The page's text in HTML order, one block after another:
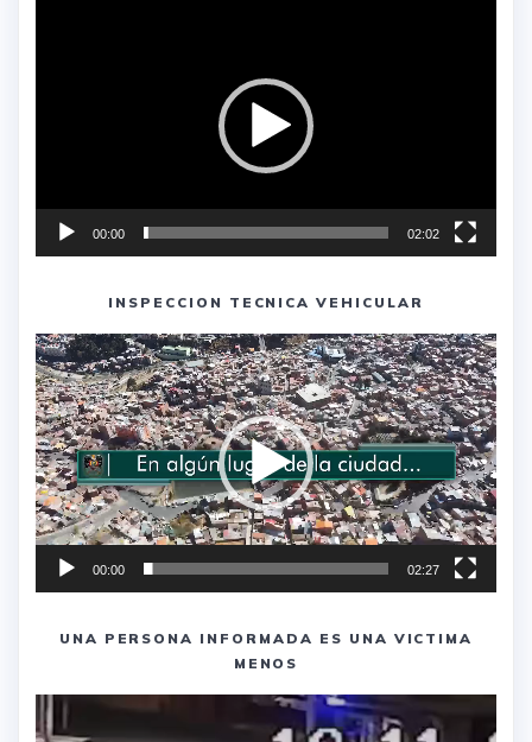
00:00 02:02
INSPECCION TECNICA VEHICULAR
Reproductor
de
vídeo
00:00 02:27
UNA PERSONA INFORMADA ES UNA VICTIMA
MENOS
Reproductor
de